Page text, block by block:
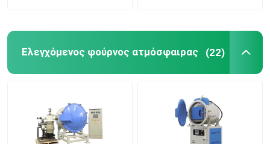
Ελεγχόμενος φούρνος ατμόσφαιρας (22)